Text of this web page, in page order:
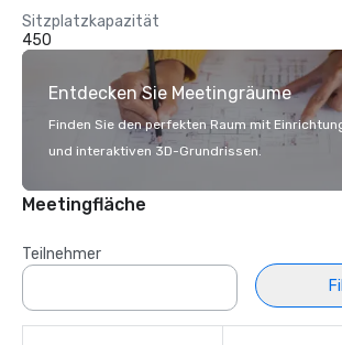
Sitzplatzkapazität
450
Entdecken Sie Meetingräume
Finden Sie den perfekten Raum mit
und interaktiven 3D-Grundrissen.
Meetingfläche
Teilnehmer